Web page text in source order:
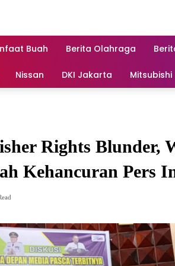
Buah Berita Olahraga
Nissan DKI Jakarta Mitsubishi
Rights Blunder,
Kehancuran Pers